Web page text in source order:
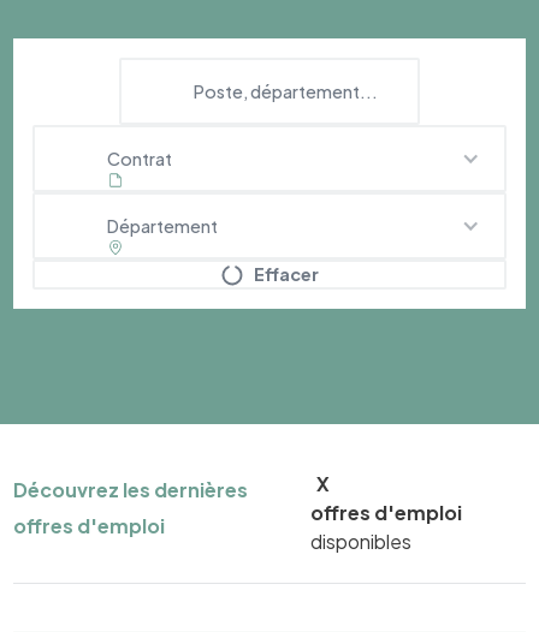
Contrat
Département
Effacer
Découvrez les dernières
offres d'emploi
X
offres d'emploi
disponibles